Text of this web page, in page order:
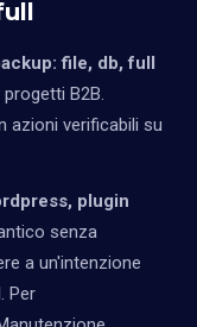
file, db, full
B2B.
azioni verificabili su
plugin
senza
a un'intenzione
Per